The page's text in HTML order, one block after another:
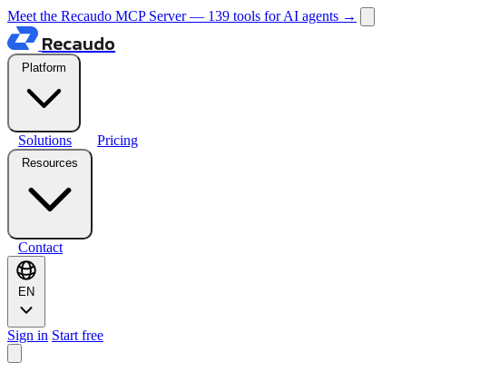
Meet the Recaudo MCP Server — 139 tools for AI agents →
Recaudo
Platform
Solutions Pricing
Resources
Contact
EN
Sign in Start free